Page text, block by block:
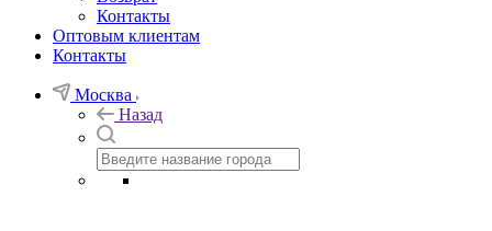
Контакты
Оптовым клиентам
Контакты
Москва
Назад